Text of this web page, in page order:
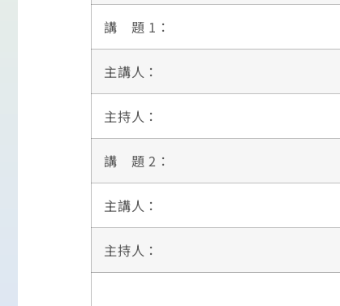
講 題 1：
主講人：
主持人：
講 題 2：
主講人：
主持人：